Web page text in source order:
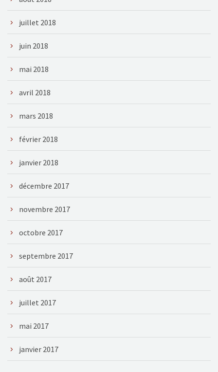
juillet 2018
juin 2018
mai 2018
avril 2018
mars 2018
février 2018
janvier 2018
décembre 2017
novembre 2017
octobre 2017
septembre 2017
août 2017
juillet 2017
mai 2017
janvier 2017